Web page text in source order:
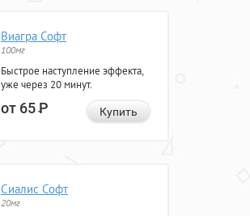
Виагра Софт
100мг
Быстрое наступление эффекта,
уже через 20 минут.
от 65Р Купить
Сиалис Софт
20мг